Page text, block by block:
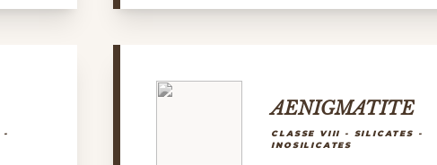
-
AENIGMATITE
CLASSE VIII - SILICATES -
INOSILICATES